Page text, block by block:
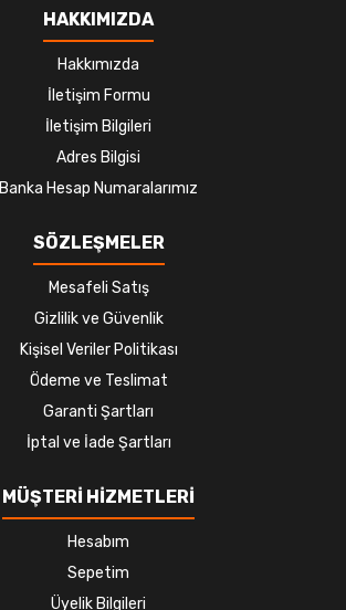
HAKKIMIZDA
Hakkımızda
İletişim Formu
İletişim Bilgileri
Adres Bilgisi
Banka Hesap Numaralarımız
SÖZLEŞMELER
Mesafeli Satış
Gizlilik ve Güvenlik
Kişisel Veriler Politikası
Ödeme ve Teslimat
Garanti Şartları
İptal ve İade Şartları
MÜŞTERİ HİZMETLERİ
Hesabım
Sepetim
Üyelik Bilgileri